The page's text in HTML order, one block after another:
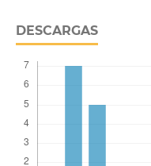
DESCARGAS